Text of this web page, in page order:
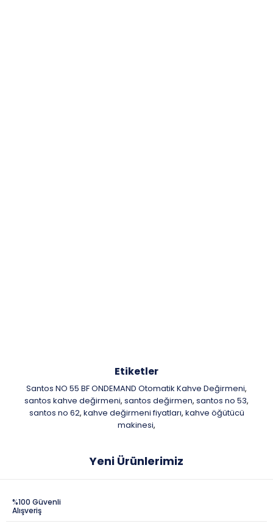
Etiketler
Santos NO 55 BF ONDEMAND Otomatik Kahve Değirmeni,
santos kahve değirmeni, santos değirmen, santos no 53,
santos no 62, kahve değirmeni fiyatları, kahve öğütücü
makinesi,
Yeni Ürünlerimiz
%100 Güvenli
Alışveriş